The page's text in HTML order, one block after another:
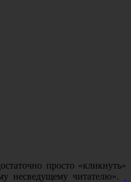
просто «кликнуть»
несведущему читателю».